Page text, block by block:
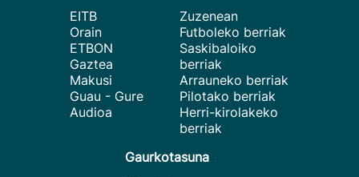
EITB
Orain
ETBON
Gaztea
Makusi
Guau - Gure
Audioa
Zuzenean
Futboleko berriak
Saskibaloiko
berriak
Arrauneko berriak
Pilotako berriak
Herri-kirolakeko
berriak
Gaurkotasuna